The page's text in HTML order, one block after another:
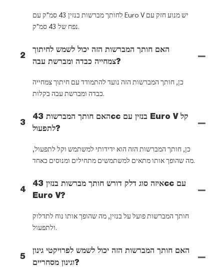
לחותך מברשות בנזין 43 סמ"ק עם Euro V יש מנוע חזק עם
נפח של 43 סמ"ק.
2
האם חותך המברשות הזה יכול לשמש לחיתוך
צמחייה כבדה ומברשת עבה?
כן, חותך המברשות הזה נועד להתמודד עם חיתוך צמחייה
כבדה ומברשת עבה בקלות.
3
האם חותך המברשות 43cc בנזין עם Euro V קל
לתפעול?
כן, חותך המברשות הזה הוא ידידותי למשתמש וקל לתפעול,
מה שהופך אותו מתאים למשתמשים מתחילים ומנוסים כאחד.
4
איזה סוג דלק דורש חותך מברשות בנזין 43cc עם
Euro V?
חותך המברשות פועל על בנזין, מה שהופך אותו נוח לתדלוק
ולתפעול.
5
האם חותך המברשות הזה יכול לשמש לפרויקטי גינון
וגינון מסחריים?